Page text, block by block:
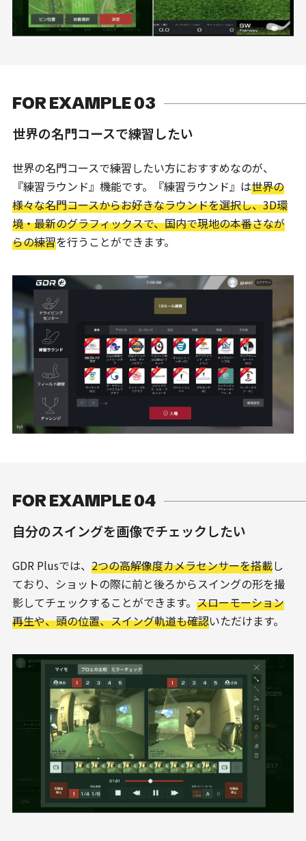
FOR EXAMPLE 03
世界の名門コースで練習したい
世界の名門コースで練習したい方におすすめなのが、
『練習ラウンド』機能です。
『練習ラウンド』は世界の
様々な名門コースからお好きなラウンドを選択し、3D環
境・最新のグラフィックスで、国内で現地の本番さなが
らの練習を行うことができます。
FOR EXAMPLE 04
自分のスイングを画像でチェックしたい
GDR Plusでは、 2つの高解像度カメラセンサーを搭載し
ており、ショットの際に前と後ろからスイングの形を撮
影してチェックすることができます。 スローモーション
再生や、頭の位置、スイング軌道も確認いただけます。